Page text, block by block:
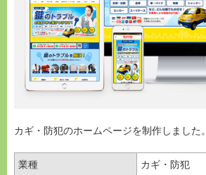
カギ・防犯のホームページを制作しました。
業種 カギ・防犯